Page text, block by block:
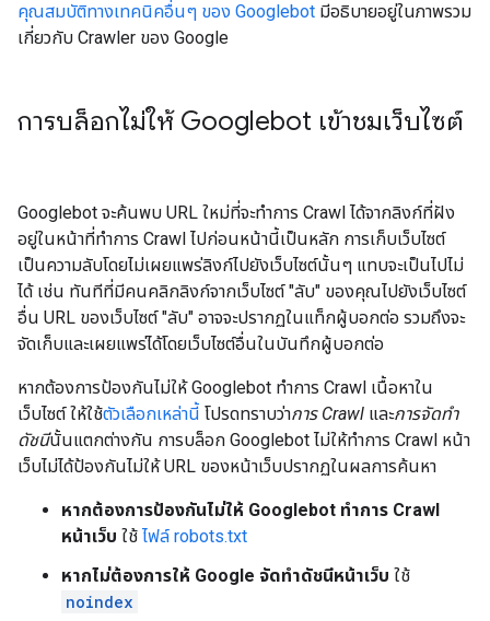
คุณสมบัติทางเทคนิคอื่นๆ ของ Googlebot มีอธิบายอยู่ในภาพรวม
เกี่ยวกับ Crawler ของ Google
การบล็อกไม่ให้ Googlebot เข้าชมเว็บไซต์
Googlebot จะค้นพบ URL ใหม่ที่จะทำการ Crawl ได้จากลิงก์ที่ฝัง
อยู่ในหน้าที่ทำการ Crawl ไปก่อนหน้านี้เป็นหลัก การเก็บเว็บไซต์
เป็นความลับโดยไม่เผยแพร่ลิงก์ไปยังเว็บไซต์นั้นๆ แทบจะเป็นไปไม่
ได้ เช่น ทันทีที่มีคนคลิกลิงก์จากเว็บไซต์ "ลับ" ของคุณไปยังเว็บไซต์
อื่น URL ของเว็บไซต์ "ลับ" อาจจะปรากฏในแท็กผู้บอกต่อ รวมถึงจะ
จัดเก็บและเผยแพร่ได้โดยเว็บไซต์อื่นในบันทึกผู้บอกต่อ
หากต้องการป้องกันไม่ให้ Googlebot ทำการ Crawl เนื้อหาใน
เว็บไซต์ ให้ใช้ตัวเลือกเหล่านี้ โปรดทราบว่าการ Crawl และการจัดทำ
ดัชนีนั้นแตกต่างกัน การบล็อก Googlebot ไม่ให้ทำการ Crawl หน้า
เว็บไม่ได้ป้องกันไม่ให้ URL ของหน้าเว็บปรากฏในผลการค้นหา
หากต้องการป้องกันไม่ให้ Googlebot ทำการ Crawl
หน้าเว็บ ใช้ ไฟล์ robots.txt
หากไม่ต้องการให้ Google จัดทำดัชนีหน้าเว็บ ใช้
noindex